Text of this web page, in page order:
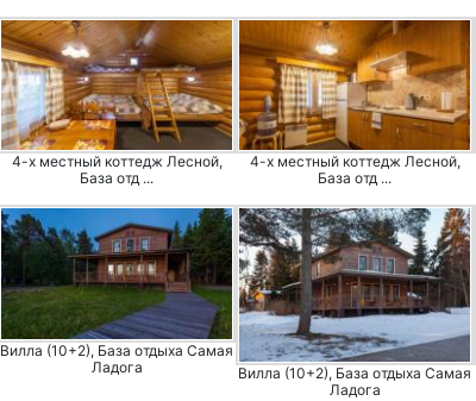
4-х местный коттедж Лесной,
База отд ...
4-х местный коттедж Лесной,
База отд ...
Вилла (10+2), База отдыха Самая
Ладога
Вилла (10+2), База отдыха Самая
Ладога